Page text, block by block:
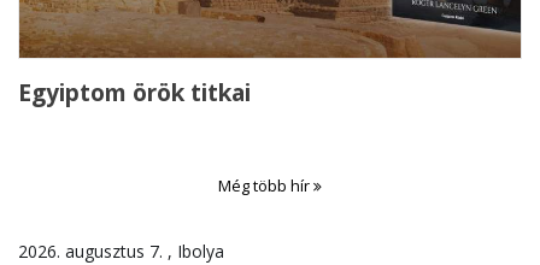
Egyiptom örök titkai
Még több hír
2026. augusztus 7. , Ibolya